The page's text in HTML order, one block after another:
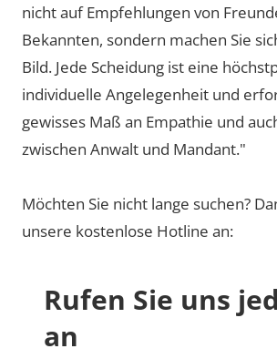
nicht auf Empfehlungen von
Bekannten, sondern machen Sie
Bild. Jede Scheidung ist eine
individuelle Angelegenheit und
gewisses Maß an Empathie und
zwischen Anwalt und Mandant."
Möchten Sie nicht lange suchen?
unsere kostenlose Hotline an:
Rufen Sie uns
an